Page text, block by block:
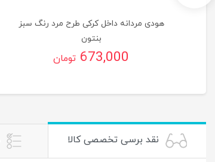
هودی مردانه داخل کرکی طرح مرد رنگ سبز
بنتون
673,000 تومان
نقد برسی تخصصی کالا